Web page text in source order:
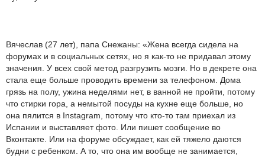
Вячеслав (27 лет), папа Снежаны: «Жена всегда сидела на
форумах и в социальных сетях, но я как-то не придавал этому
значения. У всех свой метод разгрузить мозги. Но в декрете она
стала еще больше проводить времени за телефоном. Дома
грязь на полу, ужина неделями нет, в ванной не пройти, потому
что стирки гора, а немытой посуды на кухне еще больше, но
она пялится в Instagram, потому что кто-то там приехал из
Испании и выставляет фото. Или пишет сообщение во
Вконтакте. Или на форуме обсуждает, как ей тяжело даются
будни с ребенком. А то, что она им вообще не занимается,